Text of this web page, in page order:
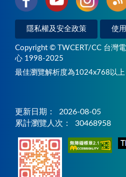
隱私權及安全政策 使
Copyright © TWCERT/CC 台灣
心 1998-2025
最佳瀏覽解析度為1024x768以上
更新日期：
2026-08-05
累計瀏覽人次：
30468958